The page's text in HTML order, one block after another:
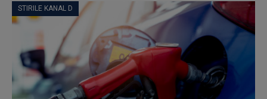
STIRILE KANAL D